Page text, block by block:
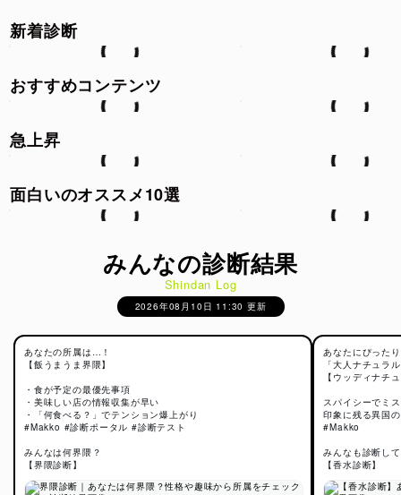
新着診断
おすすめコンテンツ
急上昇
面白いのオススメ10選
みんなの診断結果
Shindan Log
2026年08月10日 11:30 更新
あなたの所属は…！
【飯うまうま界隈】
・食が予定の最優先事項
・美味しい店の情報収集が早い
・「何食べる？」でテンション爆上がり
#Makko #診断ポータル #診断テスト
みんなは何界隈？
【界隈診断】
あなたにぴった
「大人ナチュラ
【ウッディナチ
スパイシーでミ
印象に残る異国
#Makko
みんなも診断し
【香水診断】